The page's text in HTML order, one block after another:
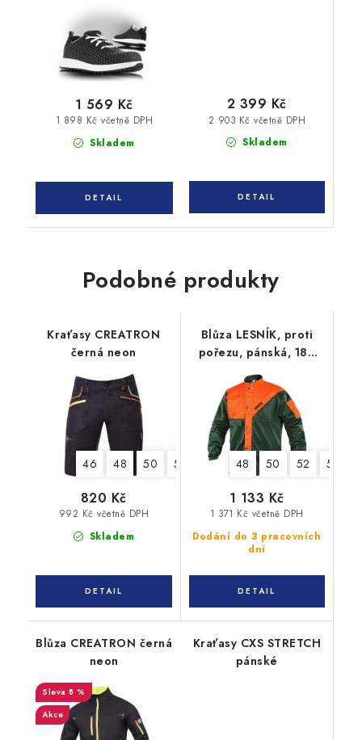
Skladem
1 898 Kč včetně DPH
1 569 Kč
Skladem
2 903 Kč včetně DPH
2 399 Kč
Podobné produkty
Kraťasy CREATRON
černá neon
46 48 50 52 54 56 58 60 62
Skladem
992 Kč včetně DPH
820 Kč
Blůza LESNÍK, proti
pořezu, pánská, 182
cm
48 50 52 54
Dodání do 3 pracovních
dní
1 371 Kč včetně DPH
1 133 Kč
Blůza CREATRON černá
neon
8 %
Akce
Kraťasy CXS STRETCH
pánské